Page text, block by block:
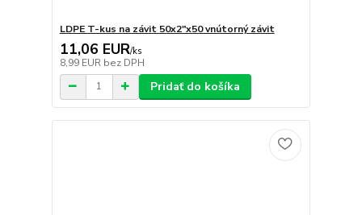
LDPE T-kus na závit 50x2"x50 vnútorný závit
11,06 EUR/ks
8,99 EUR bez DPH
Pridať do košíka